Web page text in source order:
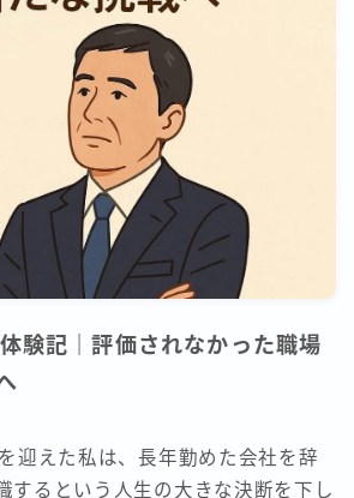
シー
験記｜評価されなかった職場
迎えた私は、長年勤めた会社を辞
するという人生の大きな決断を下し